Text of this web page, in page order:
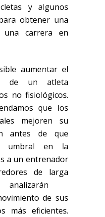
y algunos
obtener una
una carrera en
aumentar el
de un atleta
no fisiológicos.
mos que los
mejoren su
antes de que
umbral en la
a un entrenador
de larga
de sus
más eficientes.